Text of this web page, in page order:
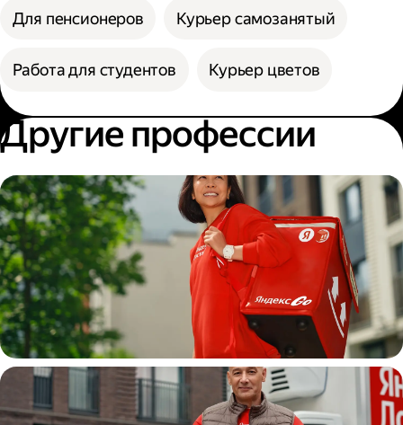
Для пенсионеров Курьер самозанятый
Работа для студентов Курьер цветов
Другие профессии
Пеший курьер